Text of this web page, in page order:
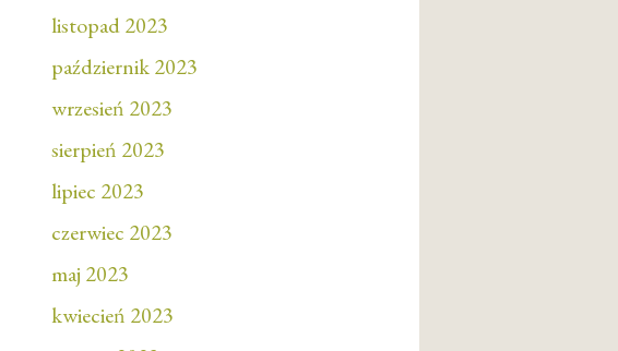
listopad 2023
październik 2023
wrzesień 2023
sierpień 2023
lipiec 2023
czerwiec 2023
maj 2023
kwiecień 2023